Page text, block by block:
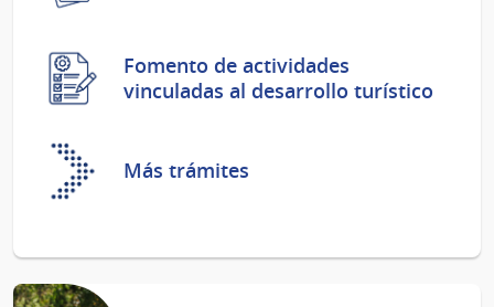
Fomento de actividades
vinculadas al desarrollo turístico
Más trámites